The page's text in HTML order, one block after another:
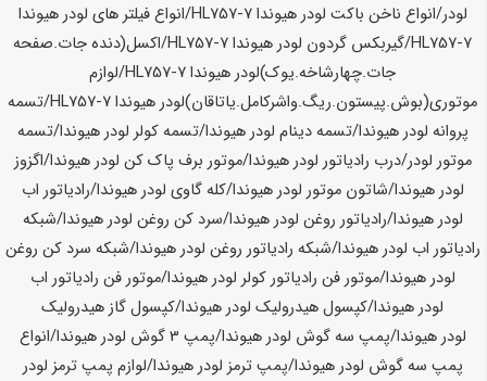
لودر/انواع ناخن باکت لودرهیوندا HL757-7 /انواع فیلتر های لودرهیوندا
HL757-7/گیربکس گردون لودرهیوندا HL757-7
/اکسل(دنده جات.صفحه
جات.چهارشاخه.یوک)لودرهیوندا HL757-7
/لوازم
موتوری(بوش.پیستون.ریگ.واشرکامل.یاتاقان)لودرهیوندا HL757-7 /تسمه
پروانه لودرهیوندا/تسمه دینام لودر هیوندا/تسمه کولر لودر هیوندا/تسمه
موتور لودر/درب رادیاتور لودر هیوندا/موتور برف پاک کن لودر هیوندا/اگزوز
لودر هیوندا/شاتون موتور لودر هیوندا/کله گاوی لودر هیوندا/رادیاتور اب
لودر هیوندا/رادیاتور روغن لودر هیوندا/سرد کن روغن لودر هیوندا/شبکه
رادیاتور اب لودر هیوندا/شبکه رادیاتور روغن لودر هیوندا/شبکه سرد کن روغن
لودر هیوندا/موتور فن رادیاتور کولر لودر هیوندا/موتور فن رادیاتور اب
لودر هیوندا/کپسول هیدرولیک لودر هیوندا/کپسول گاز هیدرولیک
لودر هیوندا/پمپ سه گوش لودر هیوندا/پمپ 3 گوش لودر هیوندا/انواع
پمپ سه گوش لودر هیوندا/پمپ ترمز لودر هیوندا/لوازم پمپ ترمز لودر